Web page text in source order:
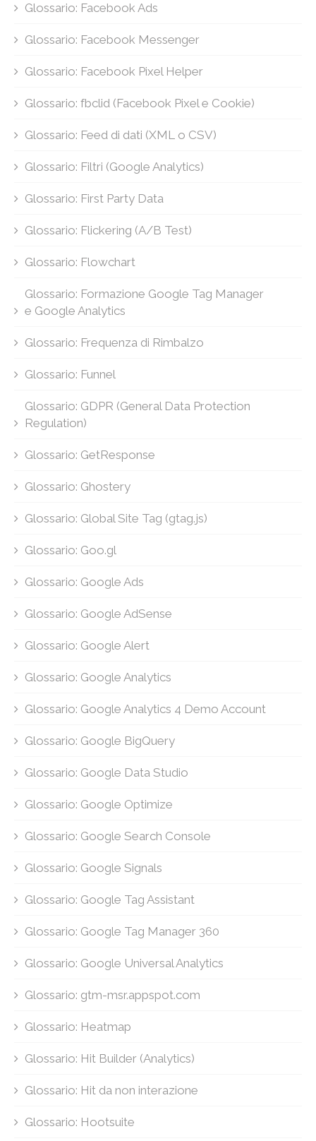
Glossario: Facebook Ads
Glossario: Facebook Messenger
Glossario: Facebook Pixel Helper
Glossario: fbclid (Facebook Pixel e Cookie)
Glossario: Feed di dati (XML o CSV)
Glossario: Filtri (Google Analytics)
Glossario: First Party Data
Glossario: Flickering (A/B Test)
Glossario: Flowchart
Glossario: Formazione Google Tag Manager
e Google Analytics
Glossario: Frequenza di Rimbalzo
Glossario: Funnel
Glossario: GDPR (General Data Protection
Regulation)
Glossario: GetResponse
Glossario: Ghostery
Glossario: Global Site Tag (gtag.js)
Glossario: Goo.gl
Glossario: Google Ads
Glossario: Google AdSense
Glossario: Google Alert
Glossario: Google Analytics
Glossario: Google Analytics 4 Demo Account
Glossario: Google BigQuery
Glossario: Google Data Studio
Glossario: Google Optimize
Glossario: Google Search Console
Glossario: Google Signals
Glossario: Google Tag Assistant
Glossario: Google Tag Manager 360
Glossario: Google Universal Analytics
Glossario: gtm-msr.appspot.com
Glossario: Heatmap
Glossario: Hit Builder (Analytics)
Glossario: Hit da non interazione
Glossario: Hootsuite